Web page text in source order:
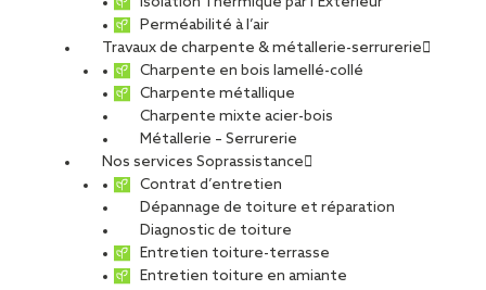
Perméabilité à l’air
Travaux de charpente & métallerie-serrurerie
Charpente en bois lamellé-collé
Charpente métallique
Charpente mixte acier-bois
Métallerie – Serrurerie
Nos services Soprassistance
Contrat d’entretien
Dépannage de toiture et réparation
Diagnostic de toiture
Entretien toiture-terrasse
Entretien toiture en amiante